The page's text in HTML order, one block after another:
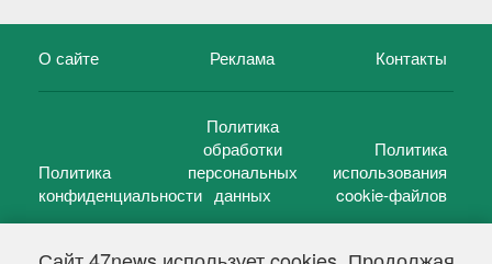
О сайте Реклама Контакты
Политика
конфиденциальности
Политика
обработки
персональных
данных
Политика
использования
cookie-файлов